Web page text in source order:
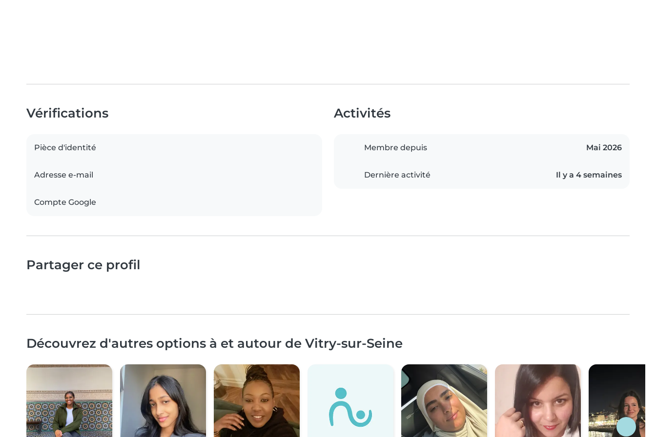
Vérifications
Pièce d'identité
Adresse e-mail
Compte Google
Activités
Membre depuis Mai 2026
Dernière activité Il y a 4 semaines
Partager ce profil
Découvrez d'autres options à et autour de Vitry-sur-Seine